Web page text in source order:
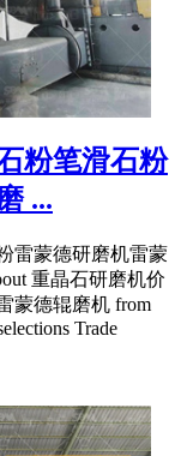
粉笔滑石粉
...
雷蒙德研磨机雷蒙
重晶石研磨机价
蒙德辊磨机 from
Trade